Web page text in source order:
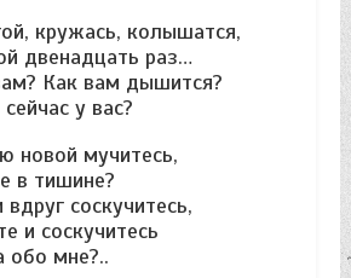
кружась, колышатся,
двенадцать раз…
Как вам дышится?
у вас?
новой мучитесь,
в тишине?
соскучитесь,
и соскучитесь
обо мне?..